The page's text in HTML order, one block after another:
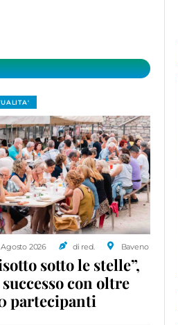
2026 di red. Baveno
sotto le stelle”,
con oltre
partecipanti